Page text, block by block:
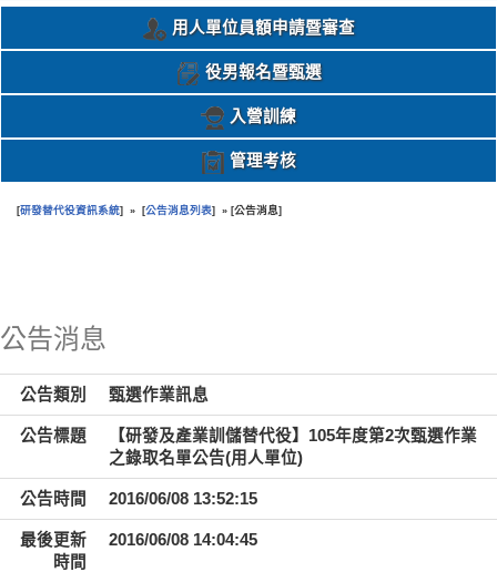
用人單位員額申請暨審查
役男報名暨甄選
入營訓練
管理考核
[研發替代役資訊系統] » [公告消息列表] » [公告消息]
公告消息
公告類別 甄選作業訊息
公告標題
【研發及產業訓儲替代役】105年度第2次甄選作業
之錄取名單公告(用人單位)
公告時間 2016/06/08 13:52:15
最後更新
時間
2016/06/08 14:04:45